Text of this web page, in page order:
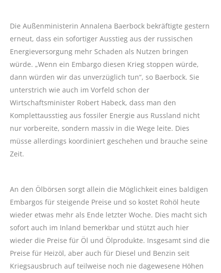
Die Außenministerin Annalena Baerbock bekräftigte gestern
erneut, dass ein sofortiger Ausstieg aus der russischen
Energieversorgung mehr Schaden als Nutzen bringen
würde. „Wenn ein Embargo diesen Krieg stoppen würde,
dann würden wir das unverzüglich tun“, so Baerbock. Sie
unterstrich wie auch im Vorfeld schon der
Wirtschaftsminister Robert Habeck, dass man den
Komplettausstieg aus fossiler Energie aus Russland nicht
nur vorbereite, sondern massiv in die Wege leite. Dies
müsse allerdings koordiniert geschehen und brauche seine
Zeit.
An den Ölbörsen sorgt allein die Möglichkeit eines baldigen
Embargos für steigende Preise und so kostet Rohöl heute
wieder etwas mehr als Ende letzter Woche. Dies macht sich
sofort auch im Inland bemerkbar und stützt auch hier
wieder die Preise für Öl und Ölprodukte. Insgesamt sind die
Preise für Heizöl, aber auch für Diesel und Benzin seit
Kriegsausbruch auf teilweise noch nie dagewesene Höhen